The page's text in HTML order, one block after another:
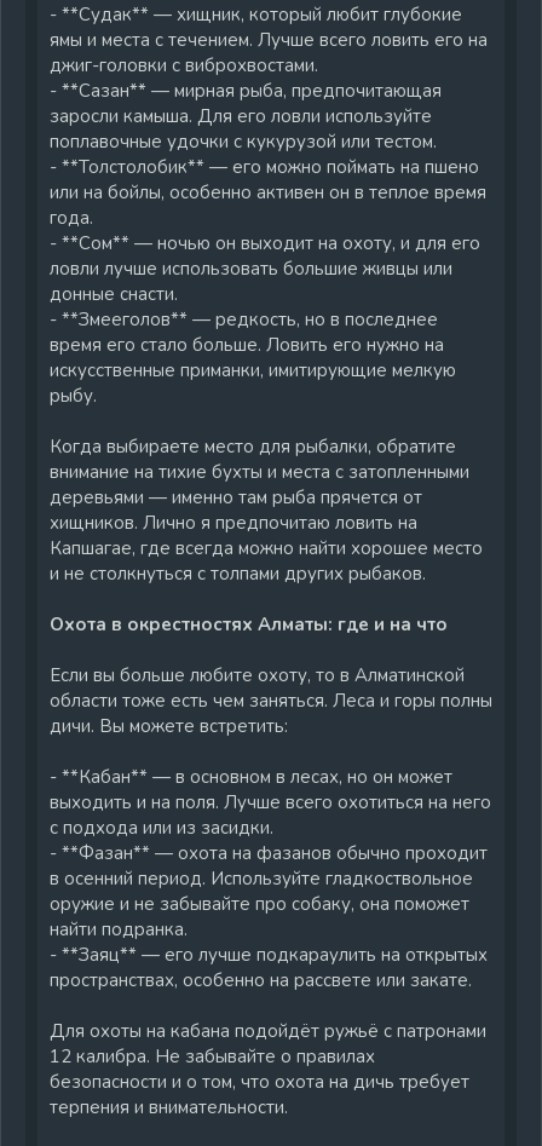
- **Судак** — хищник, который любит глубокие
ямы и места с течением. Лучше всего ловить его на
джиг-головки с виброхвостами.
- **Сазан** — мирная рыба, предпочитающая
заросли камыша. Для его ловли используйте
поплавочные удочки с кукурузой или тестом.
- **Толстолобик** — его можно поймать на пшено
или на бойлы, особенно активен он в теплое время
года.
- **Сом** — ночью он выходит на охоту, и для его
ловли лучше использовать большие живцы или
донные снасти.
- **Змееголов** — редкость, но в последнее
время его стало больше. Ловить его нужно на
искусственные приманки, имитирующие мелкую
рыбу.
Когда выбираете место для рыбалки, обратите
внимание на тихие бухты и места с затопленными
деревьями — именно там рыба прячется от
хищников. Лично я предпочитаю ловить на
Капшагае, где всегда можно найти хорошее место
и не столкнуться с толпами других рыбаков.
Охота в окрестностях Алматы: где и на что
Если вы больше любите охоту, то в Алматинской
области тоже есть чем заняться. Леса и горы полны
дичи. Вы можете встретить:
- **Кабан** — в основном в лесах, но он может
выходить и на поля. Лучше всего охотиться на него
с подхода или из засидки.
- **Фазан** — охота на фазанов обычно проходит
в осенний период. Используйте гладкоствольное
оружие и не забывайте про собаку, она поможет
найти подранка.
- **Заяц** — его лучше подкараулить на открытых
пространствах, особенно на рассвете или закате.
Для охоты на кабана подойдёт ружьё с патронами
12 калибра. Не забывайте о правилах
безопасности и о том, что охота на дичь требует
терпения и внимательности.